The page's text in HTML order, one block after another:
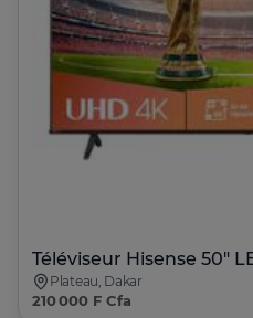
Plateau, Dakar
210 000 F Cfa